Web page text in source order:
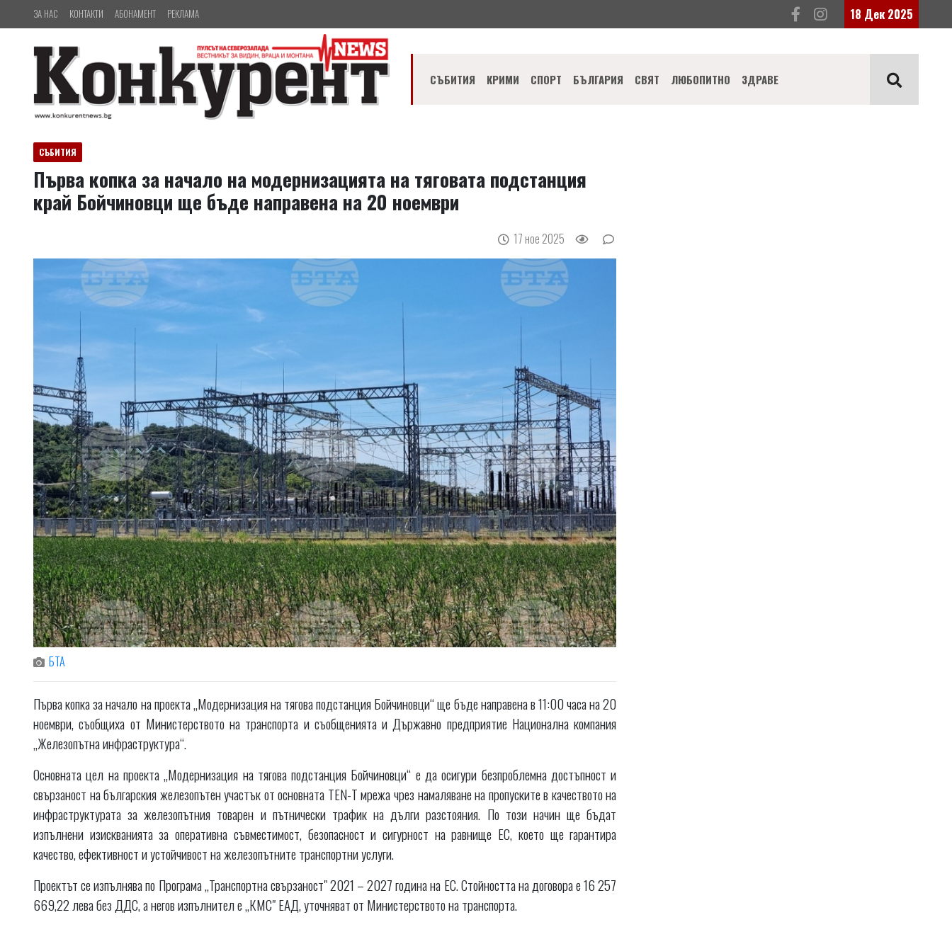
ЗА НАС КОНТАКТИ АБОНАМЕНТ РЕКЛАМА 18 Дек 2025
СЪБИТИЯ КРИМИ СПОРТ БЪЛГАРИЯ СВЯТ ЛЮБОПИТНО ЗДРАВЕ
СЪБИТИЯ
Първа копка за начало на модернизацията на тяговата подстанция
край Бойчиновци ще бъде направена на 20 ноември
17 ное 2025
БТА
Първа копка за начало на проекта „Модернизация на тягова подстанция Бойчиновци“ ще бъде направена в 11:00 часа на 20
ноември, съобщиха от Министерството на транспорта и съобщенията и Държавно предприятие Национална компания
„Железопътна инфраструктура“.
Основната цел на проекта „Модернизация на тягова подстанция Бойчиновци“ е да осигури безпроблемна достъпност и
свързаност на българския железопътен участък от основната TEN-T мрежа чрез намаляване на пропуските в качеството на
инфраструктурата за железопътния товарен и пътнически трафик на дълги разстояния. По този начин ще бъдат
изпълнени изискванията за оперативна съвместимост, безопасност и сигурност на равнище ЕС, което ще гарантира
качество, ефективност и устойчивост на железопътните транспортни услуги.
Проектът се изпълнява по Програма „Транспортна свързаност" 2021 – 2027 година на ЕС. Стойността на договора е 16 257
669,22 лева без ДДС, а негов изпълнител е „КМС" ЕАД, уточняват от Министерството на транспорта.